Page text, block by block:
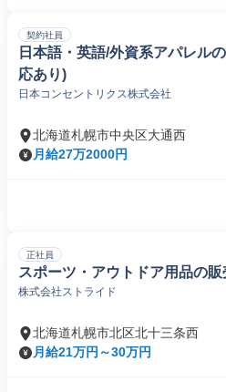
契約社員
日本語・英語/外資系アパレル
応あり)
日本コンセントリクス株式会社
北海道札幌市中央区大通西
月給27万2000円
正社員
スポーツ・アウトドア用品の
株式会社ストライド
北海道札幌市北区北十三条西
月給21万円～30万円